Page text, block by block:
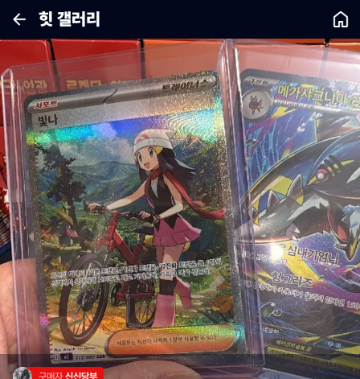
힛 갤러리
구매자 신신당부